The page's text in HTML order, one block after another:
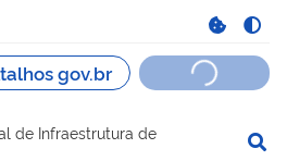
navegação
de Infraestrutura de